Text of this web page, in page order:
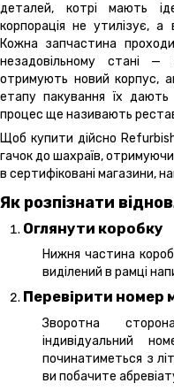
деталей, котрі мають
корпорація не утилізує, а
Кожна запчастина
незадовільному стані
отримують новий корпус,
етапу пакування їх
процес ще називають
Щоб купити дійсно
гачок до шахраїв,
в сертифіковані магазини,
Як розпізнати
Оглянути коробку
Нижня частина
виділений в рамці
Перевірити номер
Зворотна
індивідуальний
починатиметься з
ви побачите